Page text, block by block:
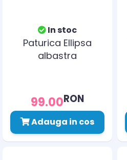
In stoc
Paturica Ellipsa
albastra
99.00RON
Adauga in cos